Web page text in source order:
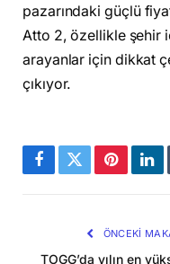
pazarındaki güçlü
Atto 2, özellikle şehir
arayanlar için dikkat
çıkıyor.
Facebook
TwitterPinterest
ÖNCEKI
TOGG’da yılın en